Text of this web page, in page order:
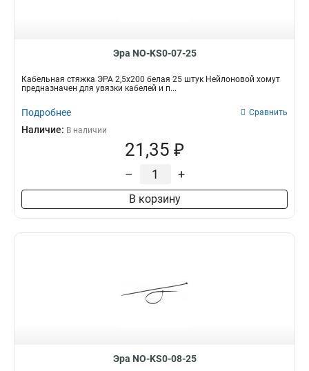
Эра NO-KS0-07-25
Кабельная стяжка ЭРА 2,5х200 белая 25 штук Нейлоновой хомут
предназначен для увязки кабелей и п...
Подробнее Сравнить
Наличие: В наличии
21,35 ₽
– +
В корзину
Эра NO-KS0-08-25